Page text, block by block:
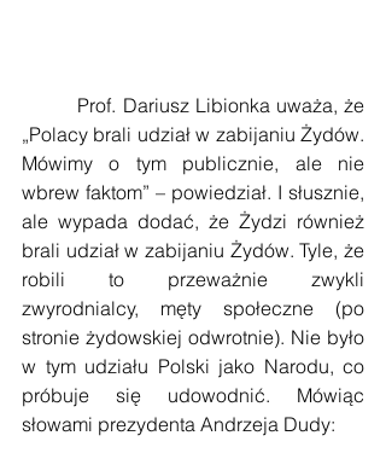
„Polacy brali udział w zabijaniu Żydów.
Mówimy o tym publicznie, ale nie
wbrew faktom” – powiedział. I słusznie,
ale wypada dodać, że Żydzi również
brali udział w zabijaniu Żydów. Tyle, że
robili to przeważnie zwykli
zwyrodnialcy, męty społeczne (po
stronie żydowskiej odwrotnie). Nie było
w tym udziału Polski jako Narodu, co
próbuje się udowodnić. Mówiąc
słowami prezydenta Andrzeja Dudy: